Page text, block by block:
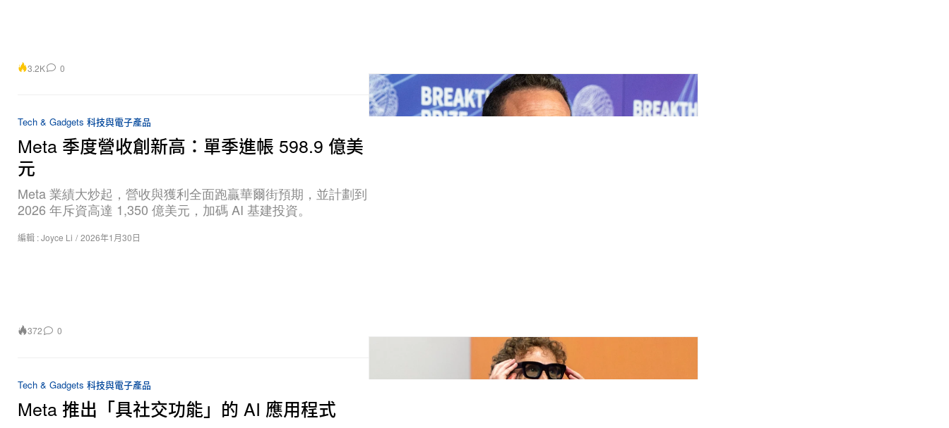
3.2K 0
Tech & Gadgets 科技與電子產品
Meta 季度營收創新高：單季進帳 598.9 億美
元
Meta 業績大炒起，營收與獲利全面跑贏華爾街預期，並計劃到
2026 年斥資高達 1,350 億美元，加碼 AI 基建投資。
編輯 :Joyce Li / 2026年1月30日
372 0
Tech & Gadgets 科技與電子產品
Meta 推出「具社交功能」的 AI 應用程式